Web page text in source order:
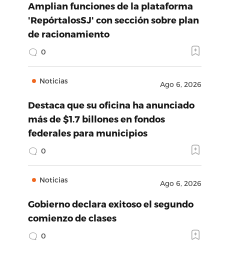
Amplian funciones de la plataforma
'RepórtalosSJ' con sección sobre plan
de racionamiento
0
Noticias Ago 6, 2026
Destaca que su oficina ha anunciado
más de $1.7 billones en fondos
federales para municipios
0
Noticias Ago 6, 2026
Gobierno declara exitoso el segundo
comienzo de clases
0